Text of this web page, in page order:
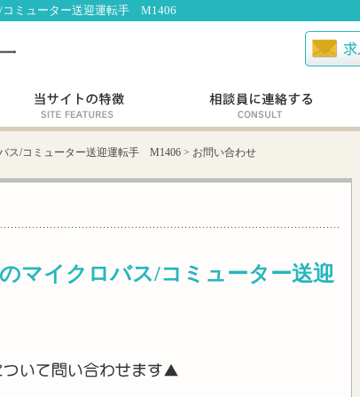
コミューター送迎運転手 M1406
ス/コミューター送迎運転手 M1406 > お問い合わせ
マイクロバス/コミューター送迎